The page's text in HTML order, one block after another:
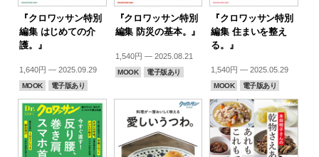
『クロワッサン特別
編集 はじめての介
護。』
1,640円 — 2025.09.29
MOOK 電子版あり
『クロワッサン特別
編集 防災の基本。』
1,540円 — 2025.08.21
MOOK 電子版あり
『クロワッサン特別
編集 住まいを整え
る。』
1,540円 — 2025.05.29
MOOK 電子版あり